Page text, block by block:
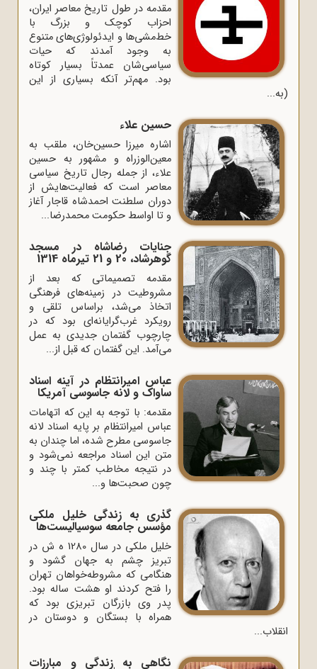
مقدمه در طول تاریخ معاصر ایران،
احزاب کوچک و بزرگ با
خط‌مشی‌ها و ایدئولوژی‌های متنوع
به وجود آمدند که حیات
سیاسی‌شان عمدتاً بسیار کوتاه
بود. مهم‌تر آنکه بسیاری از این
(به...
حسین علاء
اشاره میرزا حسین‌خان، ملقب به
معین‌الوزراه و مشهور به حسین
علاء، از جمله رجال تاریخ سیاسی
معاصر است که فعالیت‌هایش از
دوران سلطنت احمدشاه قاجار آغاز
و تا اواسط حکومت محمدرضا...
جنایات رضاشاه در مسجد
گوهرشاد، 20 و 21 تیرماه 1314
مقدمه تصمیماتى که بعد از
مشروطیت در زمینه‌هاى فرهنگى
اتخاذ مى‌شد، براساس تلقى و
رویکرد غرب‌گرایانه‌اى بود که در
چارچوب گفتمان جدیدى به عمل
می‌آمد. این گفتمان که قبل از...
عباس امیرانتظام در آینه اسناد
ساواک و لانه جاسوسی آمریکا
مقدمه: با توجه به این که اتهامات
عباس امیرانتظام بر پایه اسناد لانه
جاسوسی مطرح شده، اما چندان به
متن این اسناد مراجعه نمی‌شود و
در نتیجه مخاطب کمتر با چند و
چون صحبت‌ها و...
گذری به زندگی خلیل ملکی
مؤسس جامعه سوسیالیست‎‌ها
خلیل ملکی در سال 1280 ه‌ ش در
تبریز چشم به جهان گشود و
هنگامی که مشروطه‌خواهان تهران
را فتح کردند او هشت ساله بود.
پدر وی بازرگان تبریزی بود که
همراه با بستگان و دوستان در
انقلاب...
نگاهی به زندگی و مبارزات